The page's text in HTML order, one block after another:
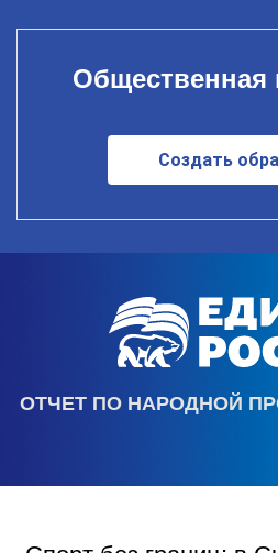
Общественная
Создать
ОТЧЕТ ПО НАРОДНОЙ